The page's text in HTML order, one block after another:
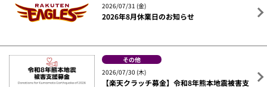
2026/07/31 (金)
2026年8月休業日のお知らせ
その他
2026/07/30 (木)
【楽天クラッチ募金】令和8年熊本地震被害支